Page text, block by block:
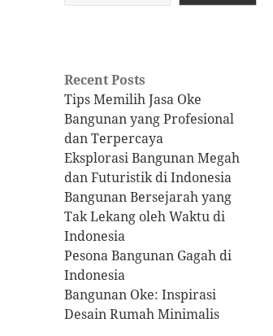
Recent Posts
Tips Memilih Jasa Oke
Bangunan yang Profesional
dan Terpercaya
Eksplorasi Bangunan Megah
dan Futuristik di Indonesia
Bangunan Bersejarah yang
Tak Lekang oleh Waktu di
Indonesia
Pesona Bangunan Gagah di
Indonesia
Bangunan Oke: Inspirasi
Desain Rumah Minimalis